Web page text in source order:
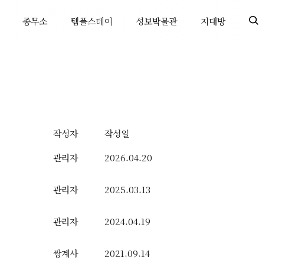
종무소 템플스테이 성보박물관 지대방
작성자
작성일
관리자
2026.04.20
관리자
2025.03.13
관리자
2024.04.19
쌍계사
2021.09.14